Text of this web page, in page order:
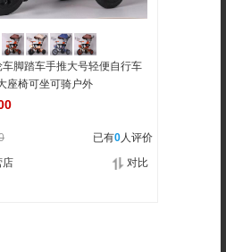
车脚踏车手推大号轻便自行车
座椅可坐可骑户外
已有0人评价
店
对比